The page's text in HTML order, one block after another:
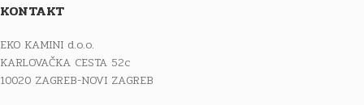
KONTAKT
EKO KAMINI d.o.o.
KARLOVAČKA CESTA 52c
10020 ZAGREB-NOVI ZAGREB